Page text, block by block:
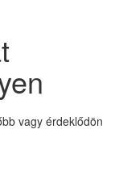
vagy érdeklődön